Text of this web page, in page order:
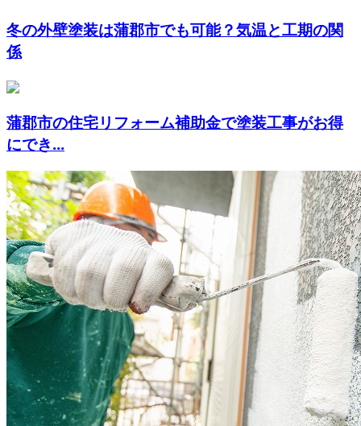
冬の外壁塗装は蒲郡市でも可能？気温と工期の関
係
蒲郡市の住宅リフォーム補助金で塗装工事がお得
にでき...